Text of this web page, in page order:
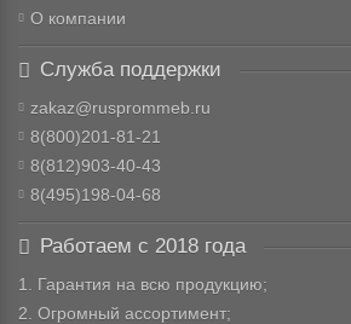
О компании
Служба поддержки
zakaz@rusprommeb.ru
8(800)201-81-21
8(812)903-40-43
8(495)198-04-68
Работаем с 2018 года
1. Гарантия на всю продукцию;
2. Огромный ассортимент;